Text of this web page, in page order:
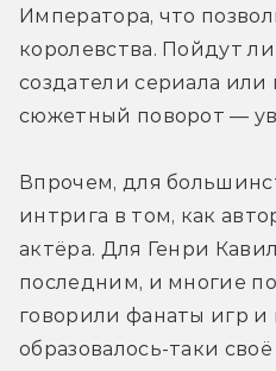
Императора, что
королевства. Пойдут
создатели сериала
сюжетный поворот —
Впрочем, для
интрига в том, как
актёра. Для Генри
последним, и многие
говорили фанаты игр и
образовалось-таки